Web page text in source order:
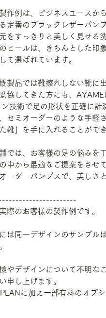
作例は、ビジネスユースか
定番のブラックレザーパン
をすっきりと美しく見せる
ヒールは、きちんとした印
て選ばれています。
製品では靴擦れしない靴に
協してきた方にも、
技術で足の形状を正確に計
セミオーダーのような手軽
靴」を手に入れることができ
では、お客様の足の悩みを
中から最適なご提案をさせ
ーダーパンプスで、美しさ
際のお客様の製作例です。
は同一デザインのサンプル
やデザインについて不明な
申し上げます。
に加え一部有料のオプ